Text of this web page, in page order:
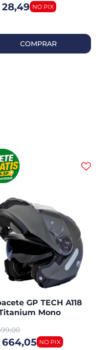
28,49
COMPRAR
GP TECH A118
Mono
664,05